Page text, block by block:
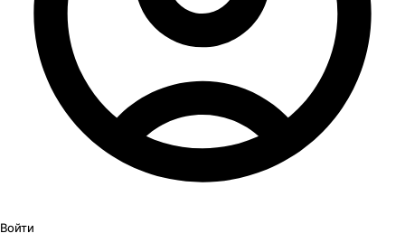
Войти